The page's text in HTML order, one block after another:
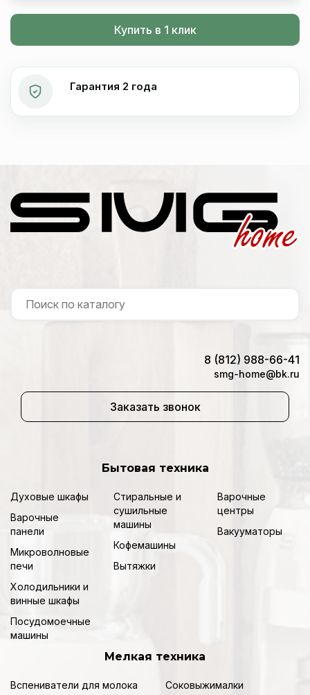
Купить в 1 клик
Гарантия 2 года
8 (812) 988-66-41
smg-home@bk.ru
Заказать звонок
Бытовая техника
Духовые шкафы
Варочные
панели
Микроволновые
печи
Холодильники и
винные шкафы
Посудомоечные
машины
Стиральные и
сушильные
машины
Кофемашины
Вытяжки
Варочные
центры
Вакууматоры
Мелкая техника
Вспениватели для молока Соковыжималки